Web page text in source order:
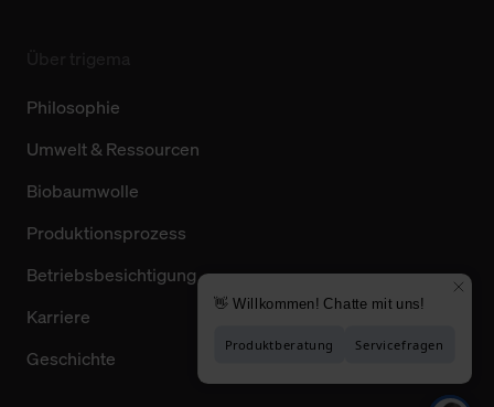
Philosophie
Umwelt & Ressourcen
Biobaumwolle
Produktionsprozess
Betriebsbesichtigung
Karriere
Geschichte